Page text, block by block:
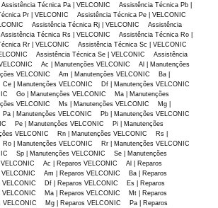
Técnica Pa | VELCONIC Assistência Técnica Pb |
Pr | VELCONIC Assistência Técnica Pe | VELCONIC
Assistência Técnica Rj | VELCONIC Assistência
Técnica Rs | VELCONIC Assistência Técnica Ro |
Rr | VELCONIC Assistência Técnica Sc | VELCONIC
Assistência Técnica Se | VELCONIC Assistência
Ac | Manutenções VELCONIC Al | Manutenções
VELCONIC Am | Manutenções VELCONIC Ba |
| Manutenções VELCONIC Df | Manutenções VELCONIC
Go | Manutenções VELCONIC Ma | Manutenções
VELCONIC Ms | Manutenções VELCONIC Mg |
| Manutenções VELCONIC Pb | Manutenções VELCONIC
Pe | Manutenções VELCONIC Pi | Manutenções
VELCONIC Rn | Manutenções VELCONIC Rs |
| Manutenções VELCONIC Rr | Manutenções VELCONIC
Sp | Manutenções VELCONIC Se | Manutenções
Ac | Reparos VELCONIC Al | Reparos
Am | Reparos VELCONIC Ba | Reparos
Df | Reparos VELCONIC Es | Reparos
Ma | Reparos VELCONIC Mt | Reparos
Mg | Reparos VELCONIC Pa | Reparos